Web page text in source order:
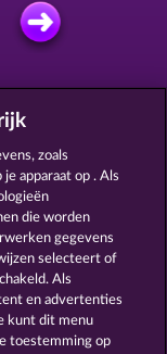
PALACE OF TREASURES
zoals
apparaat op . Als
die worden
gegevens
selecteert of
Als
en advertenties
kunt dit menu
toestemming op